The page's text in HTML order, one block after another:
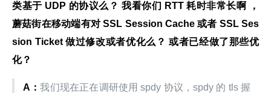
类基于 UDP 的协议么？ 我看你们 RTT 耗时非常长啊 ，
蘑菇街在移动端有对 SSL Session Cache 或者 SSL Ses
sion Ticket 做过修改或者优化么？ 或者已经做了那些优
化？
A：我们现在正在调研使用 spdy 协议，spdy 的 tls 握